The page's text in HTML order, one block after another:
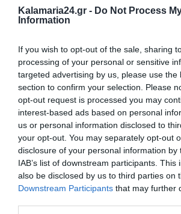
Kalamaria24.gr - Do Not Process
Information
If you wish to opt-out of the sale, sharing
processing of your personal or sensitive
targeted advertising by us, please use the
section to confirm your selection. Please
opt-out request is processed you may
interest-based ads based on personal
us or personal information disclosed to
your opt-out. You may separately opt-out
disclosure of your personal information by
IAB’s list of downstream participants. This
also be disclosed by us to third parties on
Downstream Participants that may further
Ο ΚΑΙΡΟΣ
33
34°